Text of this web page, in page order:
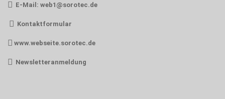
E-Mail: web1@sorotec.de
Kontaktformular
www.webseite.sorotec.de
Newsletteranmeldung